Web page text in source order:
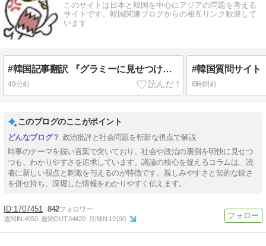
このサイトは日本と韓国を中心にアジアの問題を考える
サイトです。韓国関連ブログからの相互リンク歓迎して
います
#韓国記事翻訳 『グラミーに見せつけたワールドスターBTSの威厳！』、『グラミーは差別！白人至上主義！どうだ恐いか？』
49分前 6時間前
このブログのここがポイント
政治批評と社会問題を斬新な視点で解説
時事のテーマを鋭い言葉で突いており、社会や政治の裏側を明快に見せつ
つも、わかりやすさを追求しています。議論の核心を捉えるコラムは、読
者に新しい視点と刺激を与えるのが特徴です。親しみやすさと知的な鋭さ
を併せ持ち、深堀した情報をわかりやすく伝えます。
1707451 842
週間IN:4050 週間OUT:34420 月間IN:19190